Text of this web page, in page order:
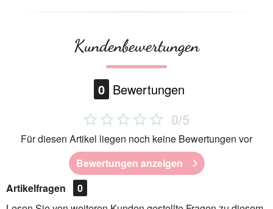
Kundenbewertungen
0 Bewertungen
0/5
Für diesen Artikel liegen noch keine Bewertungen vor
Bewertungen anzeigen
Artikelfragen
0